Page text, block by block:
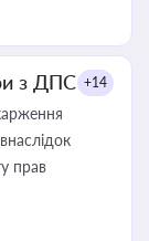
з ДПС +14
прав